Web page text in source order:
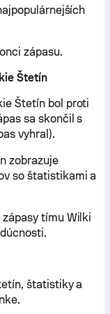
zápasu.
Štetín
Štetín bol proti
sa skončil s
vyhral).
zobrazuje
so štatistikami a
tímu Wilki
štatistiky a